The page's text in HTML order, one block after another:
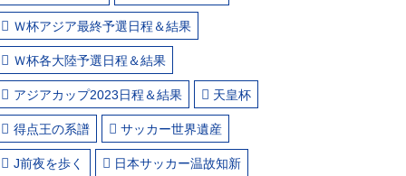
Ｗ杯アジア最終予選日程＆結果
Ｗ杯各大陸予選日程＆結果
アジアカップ2023日程＆結果 天皇杯
得点王の系譜 サッカー世界遺産
J前夜を歩く 日本サッカー温故知新